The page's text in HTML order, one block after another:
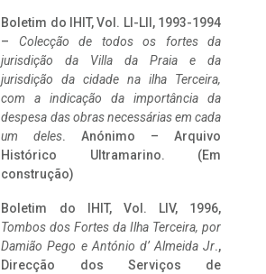
Boletim do IHIT, Vol. LI-LII, 1993-1994
– Colecção de todos os fortes da
jurisdição da Villa da Praia e da
jurisdição da cidade na ilha Terceira,
com a indicação da importância da
despesa das obras necessárias em cada
um deles. Anónimo – Arquivo
Histórico Ultramarino. (Em
construção)
Boletim do IHIT, Vol. LIV, 1996,
Tombos dos Fortes da Ilha Terceira, por
Damião Pego e António d’ Almeida Jr.,
Direcção dos Serviços de